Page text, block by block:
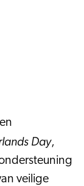
Day,
veilige